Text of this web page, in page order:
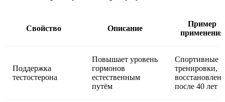
Свойство Описание
Пример
применения
Поддержка
тестостерона
Повышает уровень
гормонов
естественным
путём
Спортивные
тренировки,
после 40 лет